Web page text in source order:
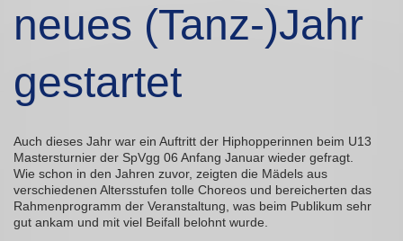
neues (Tanz-)Jahr
gestartet
Auch dieses Jahr war ein Auftritt der Hiphopperinnen beim U13
Mastersturnier der SpVgg 06 Anfang Januar wieder gefragt.
Wie schon in den Jahren zuvor, zeigten die Mädels aus
verschiedenen Altersstufen tolle Choreos und bereicherten das
Rahmenprogramm der Veranstaltung, was beim Publikum sehr
gut ankam und mit viel Beifall belohnt wurde.